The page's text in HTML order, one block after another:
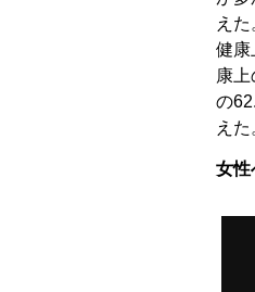
え
健康
康
の
えた
女性